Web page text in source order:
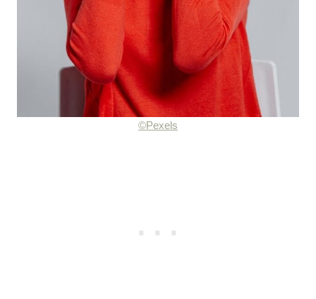
©Pexels